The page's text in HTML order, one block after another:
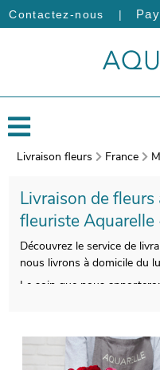
Contactez-nous |
Livraison fleurs France
Livraison de
fleuriste Aquarelle
Découvrez le service de
nous livrons à domicile du
Le soin que nous
sa création, une
prise. Puis, nous vous